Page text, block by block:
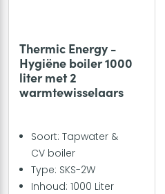
Thermic Energy -
Hygiëne boiler 1000
liter met 2
warmtewisselaars
Soort: Tapwater &
CV boiler
Type: SKS-2W
Inhoud: 1000 Liter